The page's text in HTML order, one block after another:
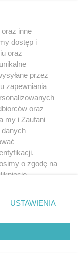
inne
dostęp i
oraz
przez
zapewniania
oraz
my i Zaufani
danych
o zgodę na
prywatności
zgody
się takiemu
tylko
USTAWIENIA